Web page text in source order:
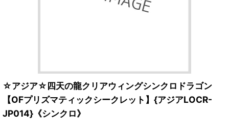
☆アジア☆四天の龍クリアウィングシンクロドラゴン
【OFプリズマティックシークレット】{アジアLOCR-
JP014}《シンクロ》